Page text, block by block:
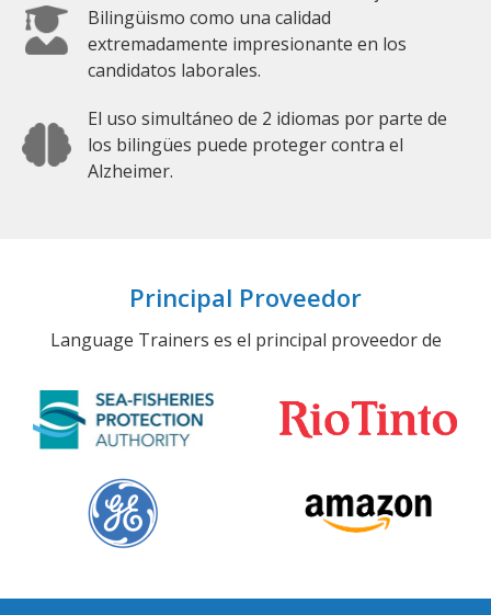
Bilingüismo como una calidad
extremadamente impresionante en los
candidatos laborales.
El uso simultáneo de 2 idiomas por parte de
los bilingües puede proteger contra el
Alzheimer.
Principal Proveedor
Language Trainers es el principal proveedor de